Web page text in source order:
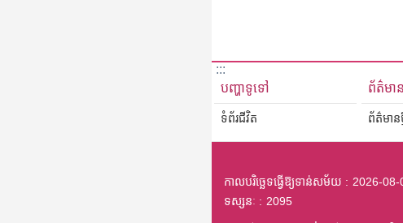
:::
បញ្ហាទូទៅ
ទំព័រជីវិត
ព័ត៌មាន
ព័ត៌មាន
កាលបរិច្ឆេទធ្វើឱ្យទាន់សម័យ
2026-08-
ទស្សនៈ
2095